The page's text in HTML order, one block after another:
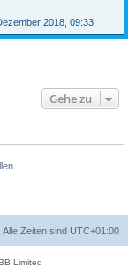
2018, 09:33
Gehe zu
Alle Zeiten sind UTC+01:00
Limited